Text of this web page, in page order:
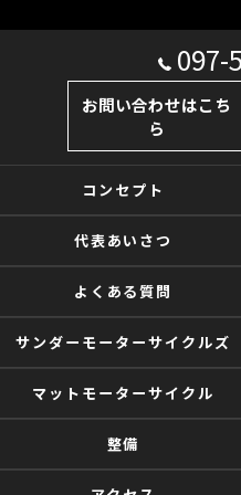
097-
お問い合わせはこち
ら
コンセプト
代表あいさつ
よくある質問
サンダーモーターサイクルズ
マットモーターサイクル
整備